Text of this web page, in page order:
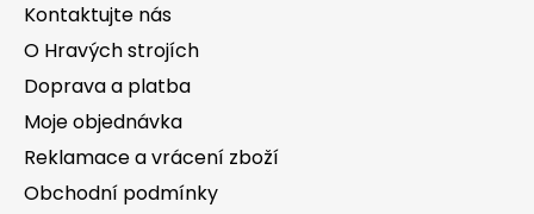
Kontaktujte nás
O Hravých strojích
Doprava a platba
Moje objednávka
Reklamace a vrácení zboží
Obchodní podmínky